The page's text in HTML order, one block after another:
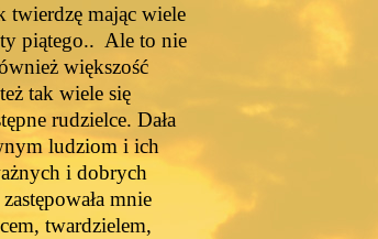
twierdzę mając wiele
piątego.. Ale to nie
większość
tak wiele się
rudzielce. Dała
ludziom i ich
i dobrych
mnie
twardzielem,